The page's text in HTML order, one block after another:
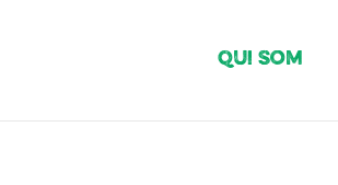
Qui Som